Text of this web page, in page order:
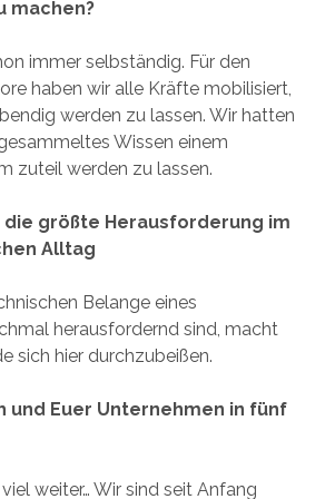
machen?
immer selbständig. Für den
haben wir alle Kräfte mobilisiert,
werden zu lassen. Wir hatten
Wissen einem
zuteil werden zu lassen.
die größte Herausforderung im
Alltag
Belange eines
herausfordernd sind, macht
sich hier durchzubeißen.
und Euer Unternehmen in fünf
weiter… Wir sind seit Anfang